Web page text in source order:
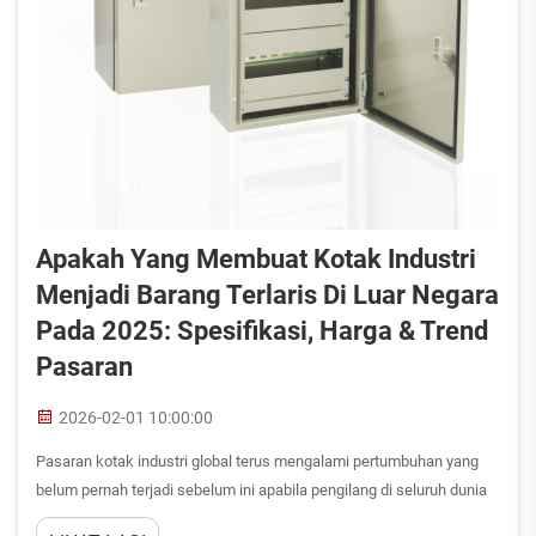
Apakah Yang Membuat Kotak Industri
Menjadi Barang Terlaris Di Luar Negara
Pada 2025: Spesifikasi, Harga & Trend
Pasaran
2026-02-01 10:00:00
Pasaran kotak industri global terus mengalami pertumbuhan yang
belum pernah terjadi sebelum ini apabila pengilang di seluruh dunia
mencari penyelesaian perlindungan yang kukuh bagi komponen